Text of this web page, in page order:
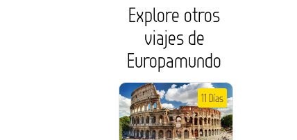
Explore otros
viajes de
Europamundo
11 Días